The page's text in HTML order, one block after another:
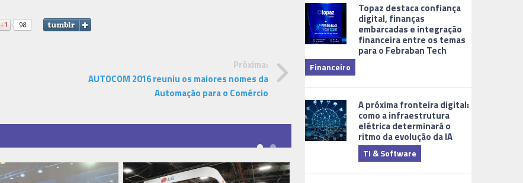
Próxima:
AUTOCOM 2016 reuniu os maiores nomes da
Automação para o Comércio
Topaz destaca confiança
digital, finanças
embarcadas e integração
financeira entre os temas
para o Febraban Tech
Financeiro
A próxima fronteira digital:
como a infraestrutura
elétrica determinará o
ritmo da evolução da IA
TI & Software